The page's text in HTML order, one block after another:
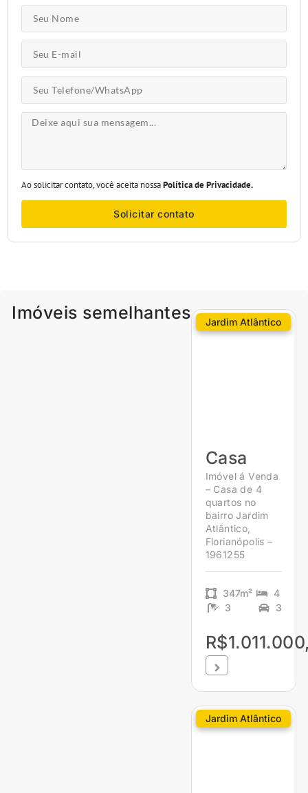
Ao solicitar contato, você aceita nossaPolítica de Privacidade.
Solicitar contato
Imóveis semelhantes Jardim Atlântico
Casa
Imóvel á Venda
– Casa de 4
quartos no
bairro Jardim
Atlântico,
Florianópolis –
1961255
347m²
4
3
3
Jardim Atlântico